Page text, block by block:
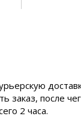
заказ, после
2 часа.